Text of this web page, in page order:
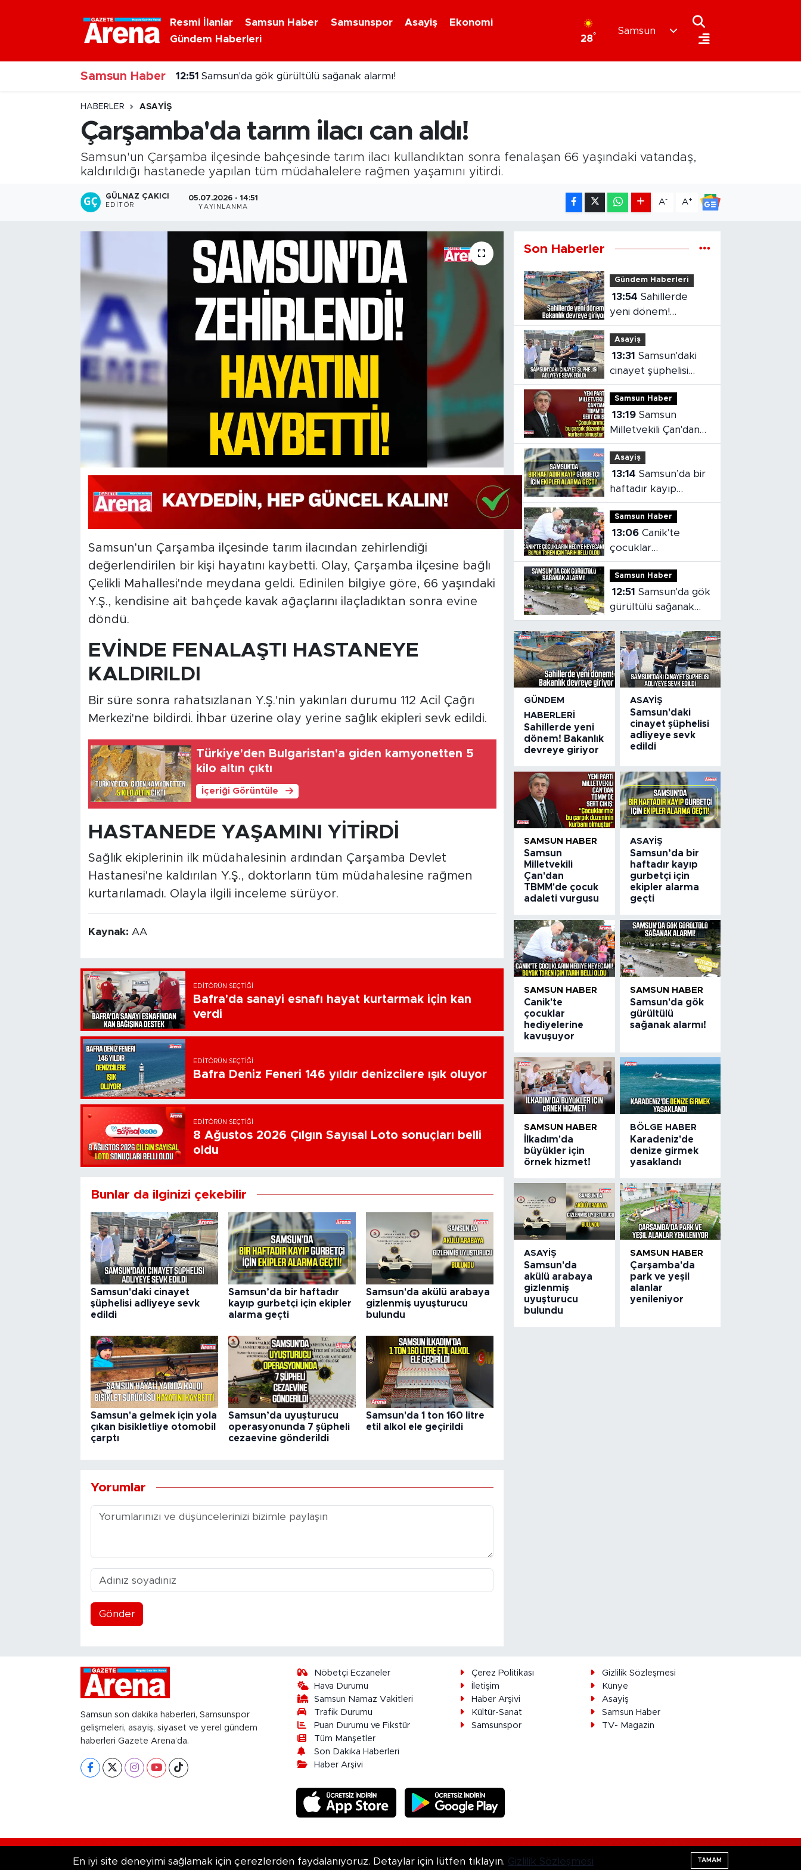
Resmi İlanlar Samsun Haber Samsunspor Asayiş
Ekonomi
Gündem Haberleri
28°
Samsun
Samsun Haber 12:51 Samsun'da gök gürültülü sağanak alarmı!
HABERLER ASAYIŞ
Çarşamba'da tarım ilacı can aldı!
Samsun'un Çarşamba ilçesinde bahçesinde tarım ilacı kullandıktan sonra fenalaşan 66 yaşındaki vatandaş,
kaldırıldığı hastanede yapılan tüm müdahalelere rağmen yaşamını yitirdi.
GÜLNAZ ÇAKICI
EDITÖR
05.07.2026 - 14:51
YAYINLANMA
A- A+
Samsun'un Çarşamba ilçesinde tarım ilacından zehirlendiği
değerlendirilen bir kişi hayatını kaybetti. Olay, Çarşamba ilçesine bağlı
Çelikli Mahallesi'nde meydana geldi. Edinilen bilgiye göre, 66 yaşındaki
Y.Ş., kendisine ait bahçede kavak ağaçlarını ilaçladıktan sonra evine
döndü.
EVİNDE FENALAŞTI HASTANEYE
KALDIRILDI
Bir süre sonra rahatsızlanan Y.Ş.'nin yakınları durumu 112 Acil Çağrı
Merkezi'ne bildirdi. İhbar üzerine olay yerine sağlık ekipleri sevk edildi.
Türkiye'den Bulgaristan'a giden kamyonetten 5
kilo altın çıktı
İçeriği Görüntüle
HASTANEDE YAŞAMINI YİTİRDİ
Sağlık ekiplerinin ilk müdahalesinin ardından Çarşamba Devlet
Hastanesi'ne kaldırılan Y.Ş., doktorların tüm müdahalesine rağmen
kurtarılamadı. Olayla ilgili inceleme sürüyor.
Kaynak: AA
EDITÖRÜN SEÇTIĞI
Bafra'da sanayi esnafı hayat kurtarmak için kan
verdi
EDITÖRÜN SEÇTIĞI
Bafra Deniz Feneri 146 yıldır denizcilere ışık oluyor
EDITÖRÜN SEÇTIĞI
8 Ağustos 2026 Çılgın Sayısal Loto sonuçları belli
oldu
Bunlar da ilginizi çekebilir
Samsun'daki cinayet
şüphelisi adliyeye sevk
edildi
Samsun’da bir haftadır
kayıp gurbetçi için ekipler
alarma geçti
Samsun'da akülü arabaya
gizlenmiş uyuşturucu
bulundu
Samsun'a gelmek için yola
çıkan bisikletliye otomobil
çarptı
Samsun’da uyuşturucu
operasyonunda 7 şüpheli
cezaevine gönderildi
Samsun'da 1 ton 160 litre
etil alkol ele geçirildi
Yorumlar
Gönder
Son Haberler
Gündem Haberleri
13:54 Sahillerde
yeni dönem!
Bakanlık devreye
giriyor
Asayiş
13:31 Samsun'daki
cinayet şüphelisi
adliyeye sevk edildi
Samsun Haber
13:19 Samsun
Milletvekili Çan'dan
TBMM'de çocuk
adaleti vurgusu
Asayiş
13:14 Samsun’da bir
haftadır kayıp
gurbetçi için ekipler
alarma geçti
Samsun Haber
13:06 Canik'te
çocuklar
hediyelerine
kavuşuyor
Samsun Haber
12:51 Samsun'da gök
gürültülü sağanak
alarmı!
GÜNDEM
HABERLERI
Sahillerde yeni
dönem! Bakanlık
devreye giriyor
ASAYIŞ
Samsun'daki
cinayet şüphelisi
adliyeye sevk
edildi
SAMSUN HABER
Samsun
Milletvekili
Çan'dan
TBMM'de çocuk
adaleti vurgusu
ASAYIŞ
Samsun’da bir
haftadır kayıp
gurbetçi için
ekipler alarma
geçti
SAMSUN HABER
Canik'te
çocuklar
hediyelerine
kavuşuyor
SAMSUN HABER
Samsun'da gök
gürültülü
sağanak alarmı!
SAMSUN HABER
İlkadım'da
büyükler için
örnek hizmet!
BÖLGE HABER
Karadeniz'de
denize girmek
yasaklandı
ASAYIŞ
Samsun'da
akülü arabaya
gizlenmiş
uyuşturucu
bulundu
SAMSUN HABER
Çarşamba'da
park ve yeşil
alanlar
yenileniyor
Samsun son dakika haberleri, Samsunspor
gelişmeleri, asayiş, siyaset ve yerel gündem
haberleri Gazete Arena’da.
Nöbetçi Eczaneler
Hava Durumu
Samsun Namaz Vakitleri
Trafik Durumu
Puan Durumu ve Fikstür
Tüm Manşetler
Son Dakika Haberleri
Haber Arşivi
Çerez Politikası
Gizlilik Sözleşmesi
İletişim
Künye
Haber Arşivi
Asayiş
Kültür-Sanat
Samsun Haber
Samsunspor
TV- Magazin
RSS Copyright © 2026. Her hakkı saklıdır. TE Bilişim
En iyi site deneyimi sağlamak için çerezlerden faydalanıyoruz. Detaylar için lütfen tıklayın. Gizlilik Sözleşmesi TAMAM
Nöbetçi Eczaneler
Hava Durumu
Samsun Namaz Vakitleri
Trafik Durumu
Süper Lig Puan Durumu ve Fikstür
Tüm Manşetler